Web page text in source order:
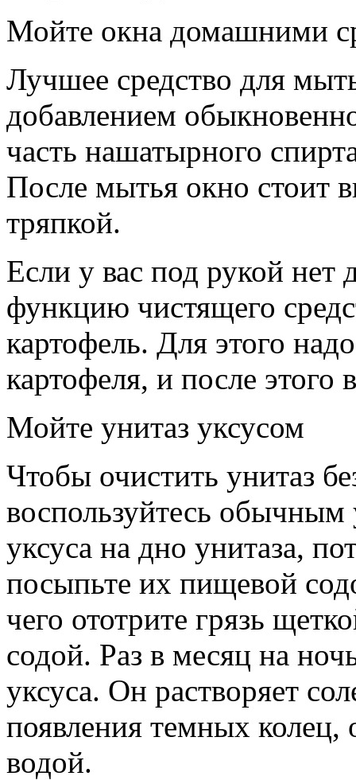
Мойте окна домашними
Лучшее средство для
добавлением
часть нашатырного
После мытья окно стоит
тряпкой.
Если у вас под рукой нет
функцию чистящего
картофель. Для этого
картофеля, и после этого
Мойте унитаз уксусом
Чтобы очистить унитаз
воспользуйтесь
уксуса на дно унитаза,
посыпьте их пищевой
чего ототрите грязь
содой. Раз в месяц на
уксуса. Он растворяет
появления темных колец,
водой.